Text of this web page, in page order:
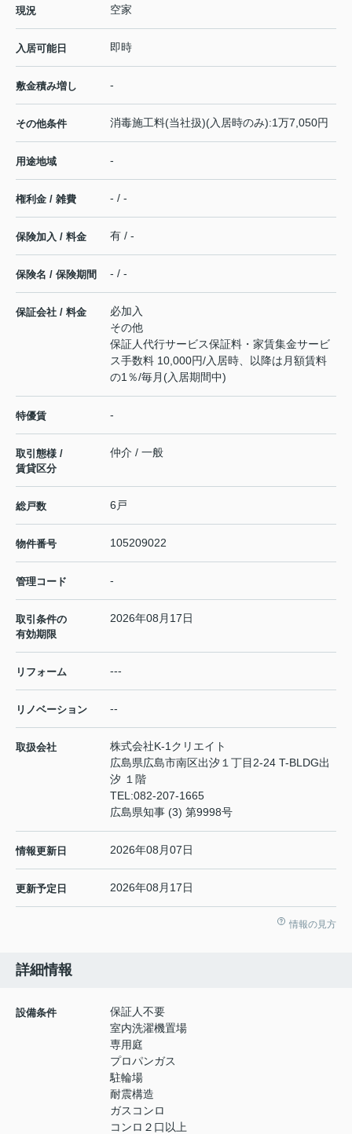
現況 空家
入居可能日 即時
敷金積み増し -
その他条件 消毒施工料(当社扱)(入居時のみ):1万7,050円
用途地域 -
権利金 / 雑費 - / -
保険加入 / 料金 有 / -
保険名 / 保険期間 - / -
保証会社 / 料金
必加入
その他
保証人代行サービス保証料・家賃集金サービ
ス手数料 10,000円/入居時、以降は月額賃料
の1％/毎月(入居期間中)
特優賃 -
取引態様 /
賃貸区分
仲介 / 一般
総戸数 6戸
物件番号 105209022
管理コード -
取引条件の
有効期限
2026年08月17日
リフォーム ---
リノベーション --
取扱会社
株式会社K-1クリエイト
広島県広島市南区出汐１丁目2-24 T-BLDG出
汐 １階
TEL:082-207-1665
広島県知事 (3) 第9998号
情報更新日 2026年08月07日
更新予定日 2026年08月17日
情報の見方
詳細情報
設備条件
保証人不要
室内洗濯機置場
専用庭
プロパンガス
駐輪場
耐震構造
ガスコンロ
コンロ２口以上